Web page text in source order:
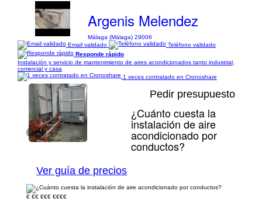
Argenis Melendez
Málaga (Málaga) 29006
Email validado
Teléfono validado
Responde rápido
Instalación y servicio de mantenimiento de aires acondicionados tanto industrial,
comercial y casa
1 veces contratado en Cronoshare
1/5
Pedir presupuesto
¿Cuánto cuesta la
instalación de aire
acondicionado por
conductos?
Ver guía de precios
€ €€ €€€ €€€€